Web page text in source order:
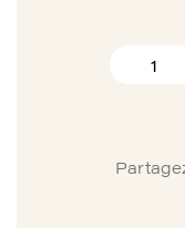
quantité
TUBE